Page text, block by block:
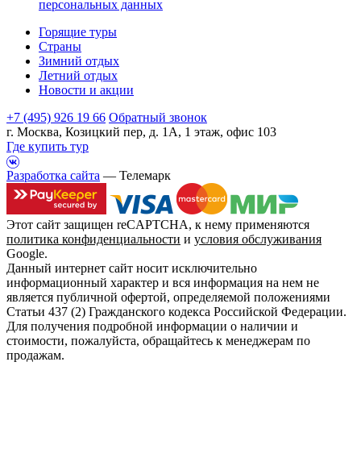
персональных данных
Горящие туры
Страны
Зимний отдых
Летний отдых
Новости и акции
+7 (495) 926 19 66 Обратный звонок
г. Москва, Козицкий пер, д. 1А, 1 этаж, офис 103
Где купить тур
Разработка сайта — Телемарк
Этот сайт защищен reCAPTCHA, к нему применяются
политика конфиденциальности и условия обслуживания
Google.
Данный интернет сайт носит исключительно
информационный характер и вся информация на нем не
является публичной офертой, определяемой положениями
Статьи 437 (2) Гражданского кодекса Российской Федерации.
Для получения подробной информации о наличии и
стоимости, пожалуйста, обращайтесь к менеджерам по
продажам.